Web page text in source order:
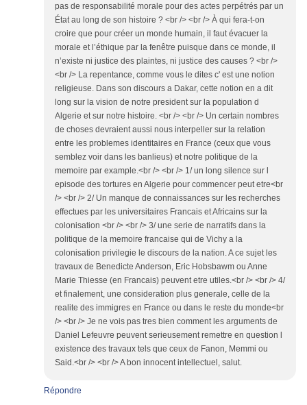
pas de responsabilité morale pour des actes perpétrés par un
État au long de son histoire ? <br /> <br /> À qui fera-t-on
croire que pour créer un monde humain, il faut évacuer la
morale et l’éthique par la fenêtre puisque dans ce monde, il
n’existe ni justice des plaintes, ni justice des causes ? <br />
<br /> La repentance, comme vous le dites c' est une notion
religieuse. Dans son discours a Dakar, cette notion en a dit
long sur la vision de notre president sur la population d
Algerie et sur notre histoire. <br /> <br /> Un certain nombres
de choses devraient aussi nous interpeller sur la relation
entre les problemes identitaires en France (ceux que vous
semblez voir dans les banlieus) et notre politique de la
memoire par example.<br /> <br /> 1/ un long silence sur l
episode des tortures en Algerie pour commencer peut etre<br
/> <br /> 2/ Un manque de connaissances sur les recherches
effectues par les universitaires Francais et Africains sur la
colonisation <br /> <br /> 3/ une serie de narratifs dans la
politique de la memoire francaise qui de Vichy a la
colonisation privilegie le discours de la nation. A ce sujet les
travaux de Benedicte Anderson, Eric Hobsbawm ou Anne
Marie Thiesse (en Francais) peuvent etre utiles.<br /> <br /> 4/
et finalement, une consideration plus generale, celle de la
realite des immigres en France ou dans le reste du monde<br
/> <br /> Je ne vois pas tres bien comment les arguments de
Daniel Lefeuvre peuvent serieusement remettre en question l
existence des travaux tels que ceux de Fanon, Memmi ou
Said.<br /> <br /> A bon innocent intellectuel, salut.
Répondre